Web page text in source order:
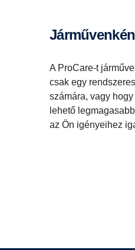
A ProCare-t
csak egy
számára, vagy
lehető
az Ön igényeihez